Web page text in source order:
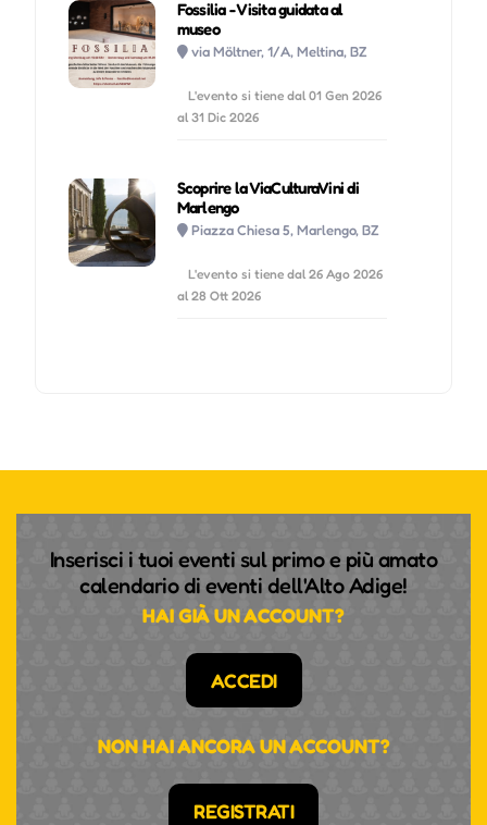
Fossilia - Visita guidata al
museo
via Möltner, 1/A, Meltina, BZ
L'evento si tiene dal 01 Gen 2026
al 31 Dic 2026
Scoprire la ViaCulturaVini di
Marlengo
Piazza Chiesa 5, Marlengo, BZ
L'evento si tiene dal 26 Ago 2026
al 28 Ott 2026
Inserisci i tuoi eventi sul primo e più amato
calendario di eventi dell'Alto Adige!
HAI GIÀ UN ACCOUNT?
ACCEDI
NON HAI ANCORA UN ACCOUNT?
REGISTRATI